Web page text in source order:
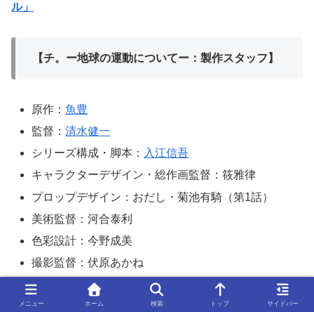
ル」
【チ。ー地球の運動についてー：製作スタッフ】
原作：魚豊
監督：清水健一
シリーズ構成・脚本： 入江信吾
キャラクターデザイン・総作画監督：筱雅律
プロップデザイン：おだし・菊池有騎（第1話）
美術監督：河合泰利
色彩設計：今野成美
撮影監督：伏原あかね
編集：木村佳史子
音響監督：小泉紀介
メニュー ホーム 検索 トップ サイドバー